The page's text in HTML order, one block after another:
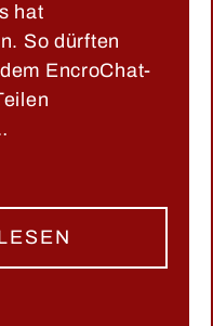
hat
So dürften
EncroChat-